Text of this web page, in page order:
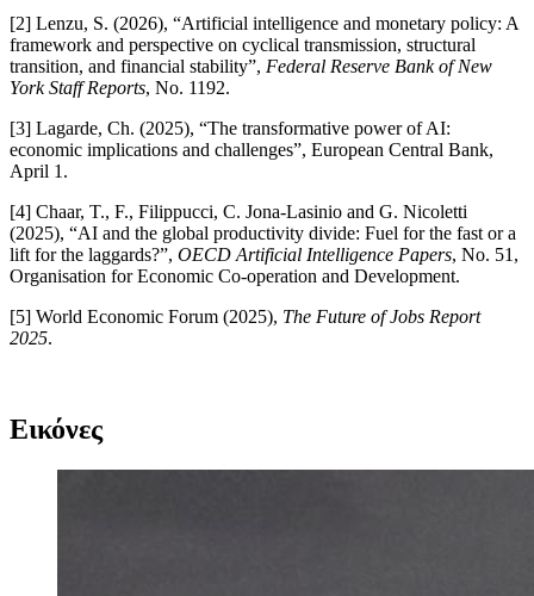
[2] Lenzu, S. (2026), “Artificial intelligence and monetary policy: A
framework and perspective on cyclical transmission, structural
transition, and financial stability”, Federal Reserve Bank of New
York Staff Reports, No. 1192.
[3] Lagarde, Ch. (2025), “The transformative power of AI:
economic implications and challenges”, European Central Bank,
April 1.
[4] Chaar, T., F., Filippucci, C. Jona-Lasinio and G. Nicoletti
(2025), “AI and the global productivity divide: Fuel for the fast or a
lift for the laggards?”, OECD Artificial Intelligence Papers, No. 51,
Organisation for Economic Co-operation and Development.
[5] World Economic Forum (2025), The Future of Jobs Report
2025.
Εικόνες